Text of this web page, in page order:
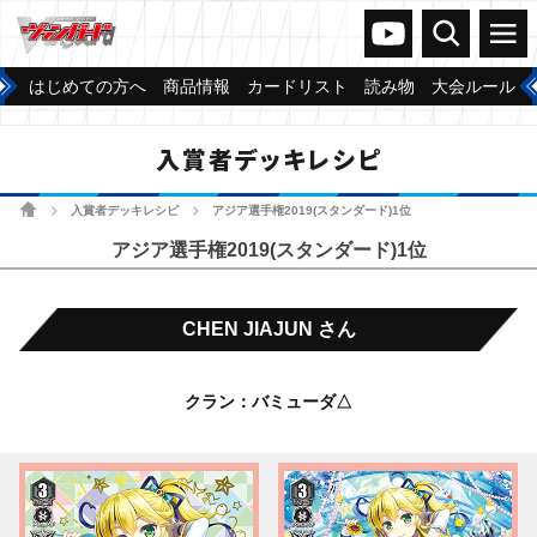
ヴァンガードch
検索 メニュー
はじめての方へ 商品情報 カードリスト 読み物 大会ルール
入賞者デッキレシピ
ホーム 入賞者デッキレシピ アジア選手権2019(スタンダード)1位
アジア選手権2019(スタンダード)1位
CHEN JIAJUN さん
クラン：バミューダ△